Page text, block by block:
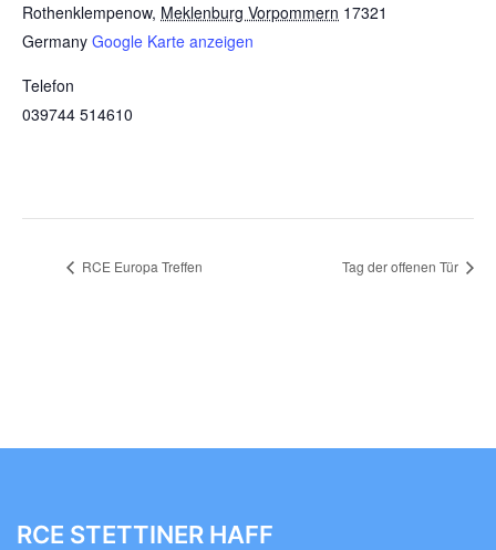
Rothenklempenow, Meklenburg Vorpommern 17321
Germany Google Karte anzeigen
Telefon
039744 514610
RCE Europa Treffen Tag der offenen Tür
RCE STETTINER HAFF